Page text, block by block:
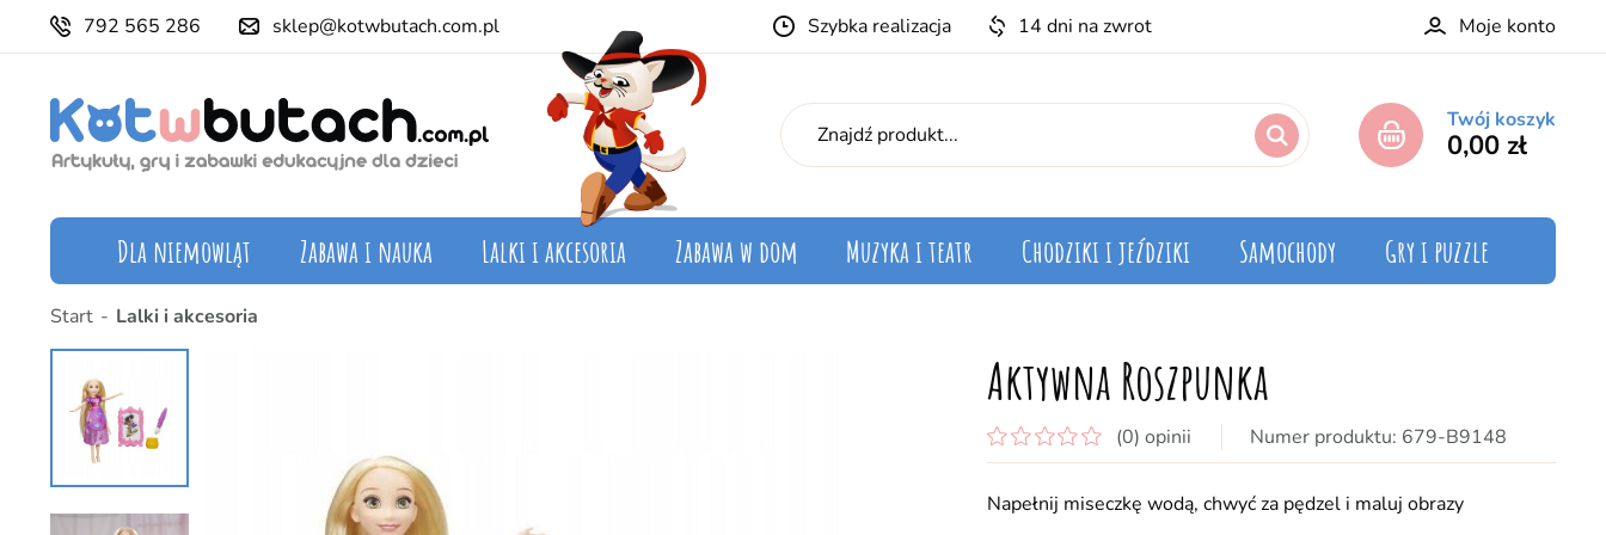
792 565 286 sklep@kotwbutach.com.pl Szybka realizacja 14 dni na zwrot Moje konto
Twój koszyk
0,00 zł
Dla niemowląt Zabawa i nauka Lalki i akcesoria Zabawa w dom Muzyka i teatr Chodziki i jeździki Samochody Gry i puzzle
Start Lalki i akcesoria
Aktywna Roszpunka
(0) opinii 679-B9148
Napełnij miseczkę wodą, chwyć za pędzel i maluj obrazy